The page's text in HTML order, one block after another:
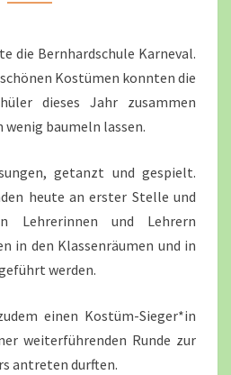
die Bernhardschule Karneval.
Kostümen konnten die
dieses Jahr zusammen
wenig baumeln lassen.
getanzt und gespielt.
heute an erster Stelle und
Lehrerinnen und Lehrern
in den Klassenräumen und in
werden.
einen Kostüm-Sieger*in
weiterführenden Runde zur
antreten durften.